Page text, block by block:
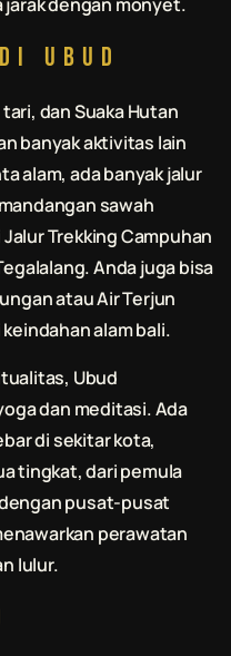
Ubud
dan Suaka Hutan
banyak aktivitas lain
alam, ada banyak jalur
sawah
Trekking Campuhan
Anda juga bisa
atau Air Terjun
alambali.
Ubud
dan meditasi. Ada
di sekitar kota,
tingkat, dari pemula
pusat-pusat
perawatan
lulur.